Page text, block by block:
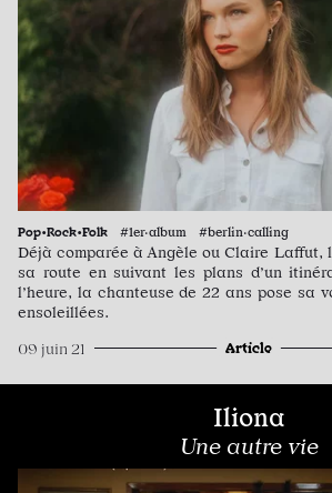
Pop•Rock•Folk #1er·album #berlin·calling
Déjà comparée à Angèle ou Claire Laffut,
sa route en suivant les plans d’un
l’heure, la chanteuse de 22 ans pose sa
ensoleillées.
09 juin 21 Article
Iliona
Une autre vie